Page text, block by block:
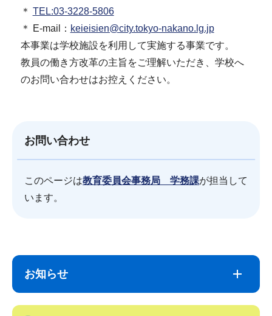
＊ TEL:03-3228-5806
＊ E-mail： keieisien@city.tokyo-nakano.lg.jp
本事業は学校施設を利用して実施する事業です。
教員の働き方改革の主旨をご理解いただき、学校へ
のお問い合わせはお控えください。
お問い合わせ
このページは教育委員会事務局 学務課が担当して
います。
こ
お知らせ